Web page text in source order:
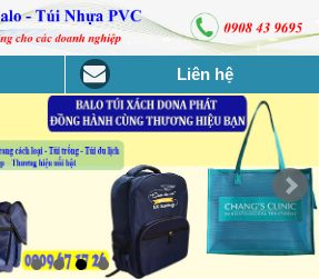
Liên hệ